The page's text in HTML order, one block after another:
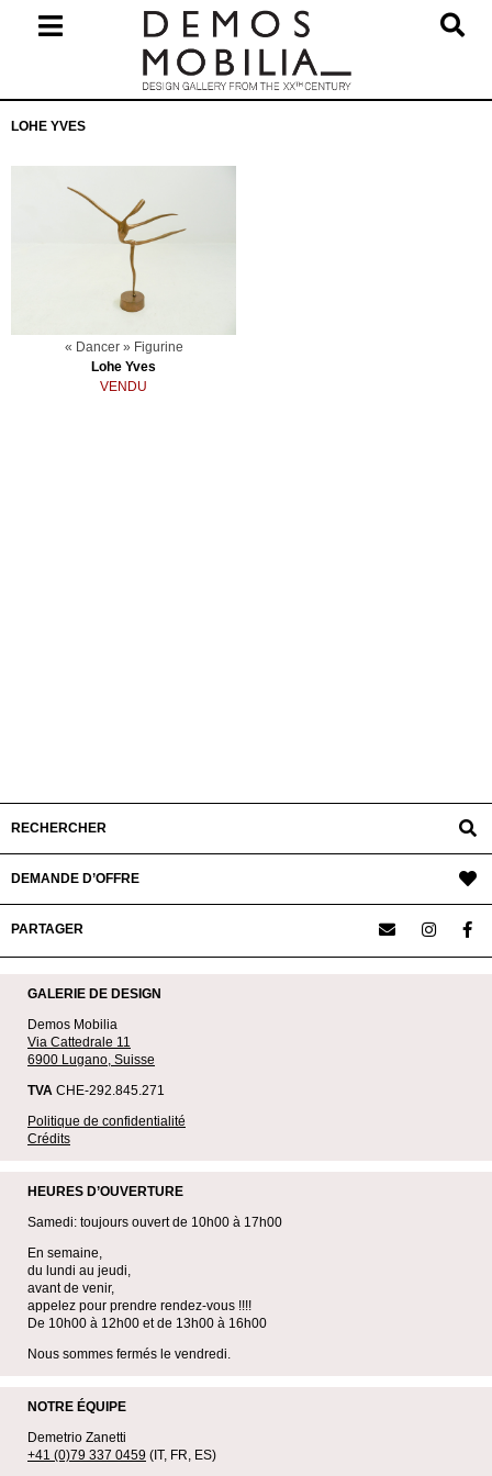
Navigation
LOHE YVES
« Dancer » Figurine
Lohe Yves
VENDU
RECHERCHER
DEMANDE D’OFFRE
PARTAGER
GALERIE DE DESIGN
Demos Mobilia
Via Cattedrale 11
6900 Lugano, Suisse
TVA CHE-292.845.271
Politique de confidentialité
Crédits
HEURES D’OUVERTURE
Samedi: toujours ouvert de 10h00 à 17h00
En semaine,
du lundi au jeudi,
avant de venir,
appelez pour prendre rendez-vous !!!!
De 10h00 à 12h00 et de 13h00 à 16h00
Nous sommes fermés le vendredi.
NOTRE ÉQUIPE
Demetrio Zanetti
+41 (0)79 337 0459 (IT, FR, ES)